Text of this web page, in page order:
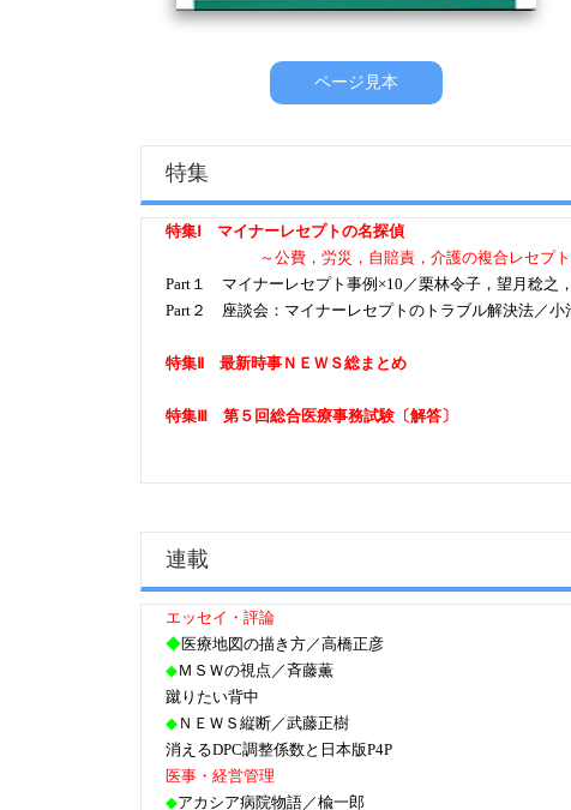
ページ見本
特集
特集Ⅰ マイナーレセプトの名探偵
～公費，労災，自賠責，介護の複合レセプ
Part１ マイナーレセプト事例×10／栗林令子，望月稔之
Part２ 座談会：マイナーレセプトのトラブル解決法／
特集Ⅱ 最新時事ＮＥＷＳ総まとめ
特集Ⅲ 第５回総合医療事務試験〔解答〕
連載
エッセイ・評論
◆医療地図の描き方／高橋正彦
◆ＭＳＷの視点／斉藤薫
蹴りたい背中
◆ ＮＥＷＳ縦断／武藤正樹
消えるDPC調整係数と日本版P4P
医事・経営管理
◆アカシア病院物語／楡一郎